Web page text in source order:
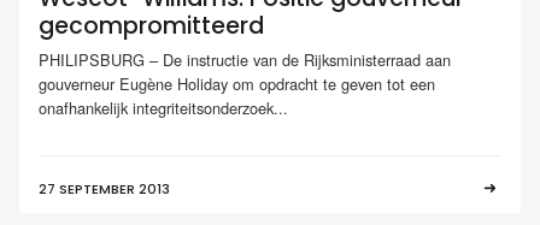
gecompromitteerd
PHILIPSBURG – De instructie van de Rijksministerraad aan
gouverneur Eugène Holiday om opdracht te geven tot een
onafhankelijk integriteitsonderzoek...
27 SEPTEMBER 2013